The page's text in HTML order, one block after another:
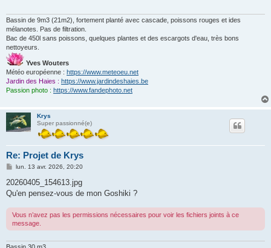
Bassin de 9m3 (21m2), fortement planté avec cascade, poissons rouges et ides
mélanotes. Pas de filtration.
Bac de 450l sans poissons, quelques plantes et des escargots d'eau, très bons
nettoyeurs.
Yves Wouters
Météo européenne : https://www.meteoeu.net
Jardin des Haies : https://www.jardindeshaies.be
Passion photo : https://www.fandephoto.net
Krys
Super passionné(e)
Re: Projet de Krys
M
s
a
lun. 13 avr. 2026, 20:20
20260405_154613.jpg
Qu'en pensez-vous de mon Goshiki ?
Vous n’avez pas les permissions nécessaires pour voir les fichiers joints à ce
message.